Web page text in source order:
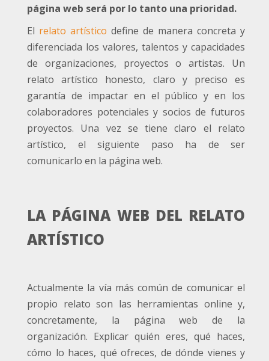
página web será por lo tanto una prioridad.
El relato artístico define de manera concreta y
diferenciada los valores, talentos y capacidades
de organizaciones, proyectos o artistas. Un
relato artístico honesto, claro y preciso es
garantía de impactar en el público y en los
colaboradores potenciales y socios de futuros
proyectos. Una vez se tiene claro el relato
artístico, el siguiente paso ha de ser
comunicarlo en la página web.
LA PÁGINA WEB DEL RELATO
ARTÍSTICO
Actualmente la vía más común de comunicar el
propio relato son las herramientas online y,
concretamente, la página web de la
organización. Explicar quién eres, qué haces,
cómo lo haces, qué ofreces, de dónde vienes y